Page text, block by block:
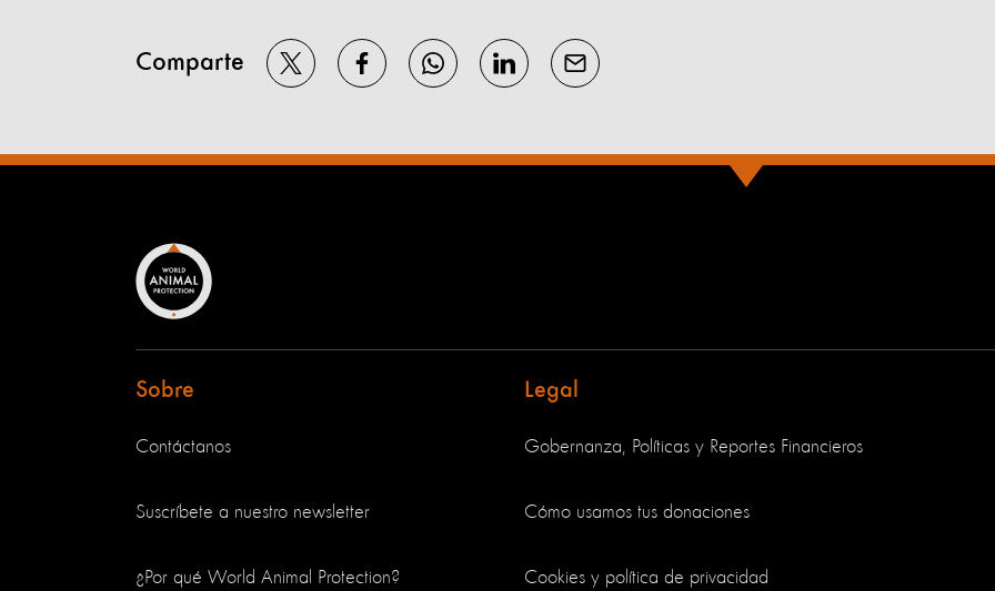
Comparte
Sobre
Contáctanos
Suscríbete a nuestro newsletter
¿Por qué World Animal Protection?
Legal
Gobernanza, Políticas y Reportes Financieros
Cómo usamos tus donaciones
Cookies y política de privacidad